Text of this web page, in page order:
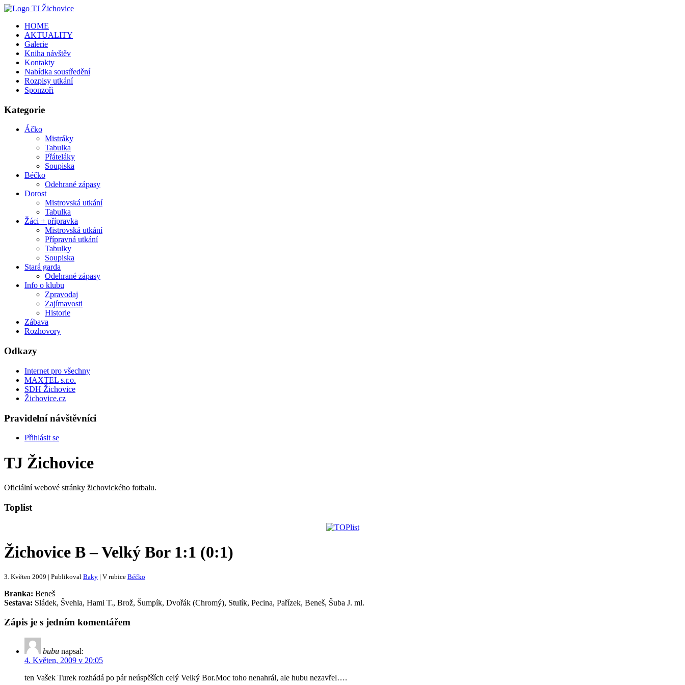
HOME
AKTUALITY
Galerie
Kniha návštěv
Kontakty
Nabídka soustředění
Rozpisy utkání
Sponzoři
Kategorie
Áčko
Mistráky
Tabulka
Přáteláky
Soupiska
Béčko
Odehrané zápasy
Dorost
Mistrovská utkání
Tabulka
Žáci + přípravka
Mistrovská utkání
Přípravná utkání
Tabulky
Soupiska
Stará garda
Odehrané zápasy
Info o klubu
Zpravodaj
Zajímavosti
Historie
Zábava
Rozhovory
Odkazy
Internet pro všechny
MAXTEL s.r.o.
SDH Žichovice
Žichovice.cz
Pravidelní návštěvníci
Přihlásit se
TJ Žichovice
Oficiální webové stránky žichovického fotbalu.
Toplist
Žichovice B – Velký Bor 1:1 (0:1)
3. Květen 2009 | Publikoval Baky | V rubice Béčko
Branka: Beneš
Sestava: Sládek, Švehla, Hami T., Brož, Šumpík, Dvořák (Chromý), Stulík, Pecina, Pařízek, Beneš, Šuba J. ml.
Zápis je s jedním komentářem
bubu napsal:
4. Květen, 2009 v 20:05
ten Vašek Turek rozhádá po pár neúspěších celý Velký Bor.Moc toho nenahrál, ale hubu nezavřel….